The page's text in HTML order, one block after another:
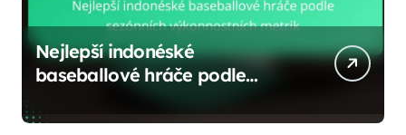
Nejlepší indonéské
baseballové hráče podle
sezónních výkonnostních
metrik